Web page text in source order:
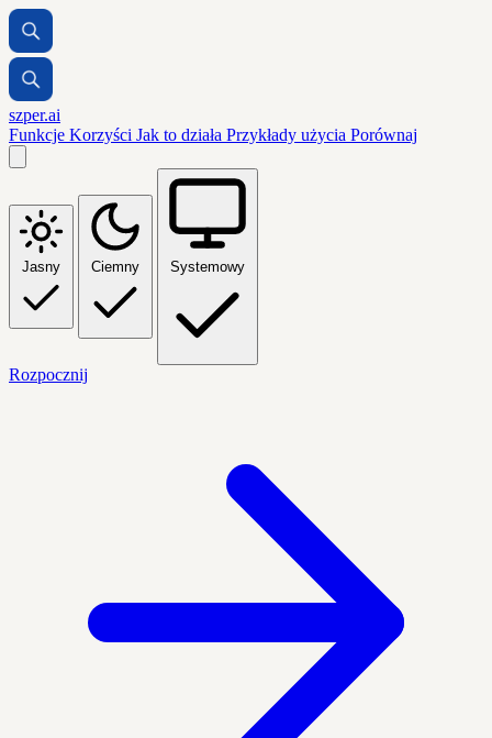
szper.ai
Funkcje Korzyści Jak to działa Przykłady użycia Porównaj
Jasny Ciemny Systemowy
Rozpocznij